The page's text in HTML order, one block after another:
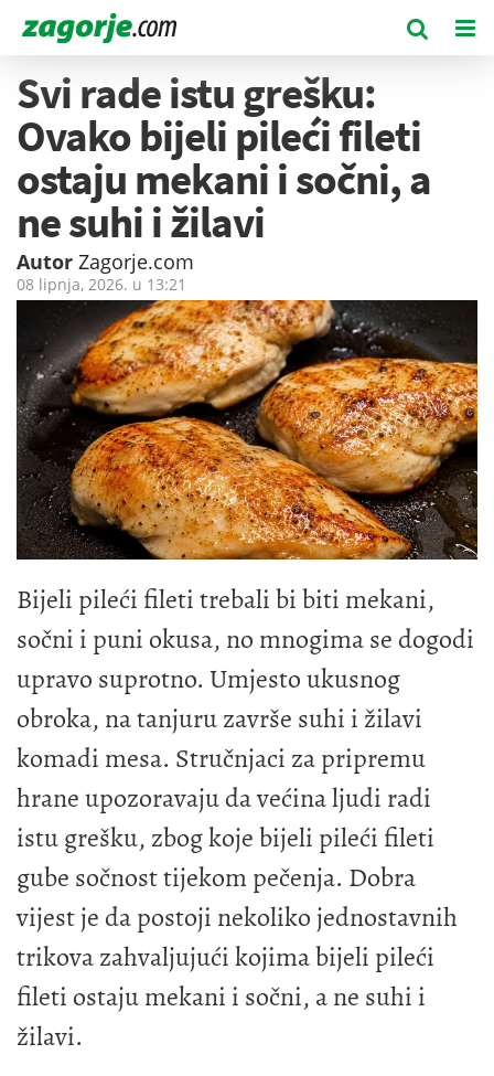
Svi rade istu grešku:
Ovako bijeli pileći fileti
ostaju mekani i sočni, a
ne suhi i žilavi
Autor Zagorje.com
08 lipnja, 2026. u 13:21
Bijeli pileći fileti trebali bi biti mekani,
sočni i puni okusa, no mnogima se dogodi
upravo suprotno. Umjesto ukusnog
obroka, na tanjuru završe suhi i žilavi
komadi mesa. Stručnjaci za pripremu
hrane upozoravaju da većina ljudi radi
istu grešku, zbog koje bijeli pileći fileti
gube sočnost tijekom pečenja. Dobra
vijest je da postoji nekoliko jednostavnih
trikova zahvaljujući kojima bijeli pileći
fileti ostaju mekani i sočni, a ne suhi i
žilavi.